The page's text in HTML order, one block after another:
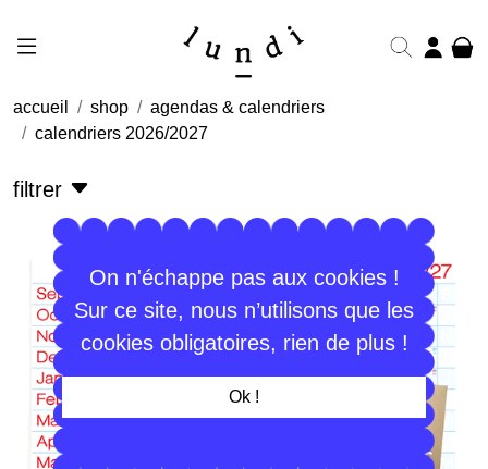
On n'échappe pas aux cookies !
Sur ce site, nous n’utilisons que les
cookies obligatoires, rien de plus !
Ok !
accueil shop
agendas & calendriers
calendriers 2026/2027
filtrer